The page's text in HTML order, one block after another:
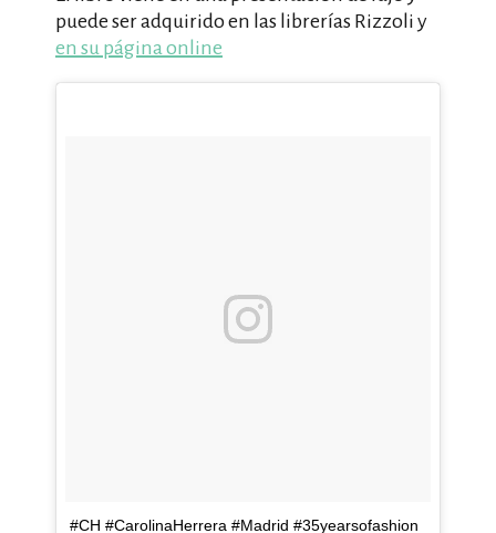
puede ser adquirido en las librerías Rizzoli y
en su página online
#CH #CarolinaHerrera #Madrid #35yearsofashion